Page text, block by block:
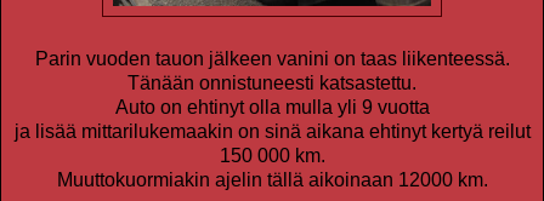
Parin vuoden tauon jälkeen vanini on taas liikenteessä.
Tänään onnistuneesti katsastettu.
Auto on ehtinyt olla mulla yli 9 vuotta
ja lisää mittarilukemaakin on sinä aikana ehtinyt kertyä reilut
150 000 km.
Muuttokuormiakin ajelin tällä aikoinaan 12000 km.